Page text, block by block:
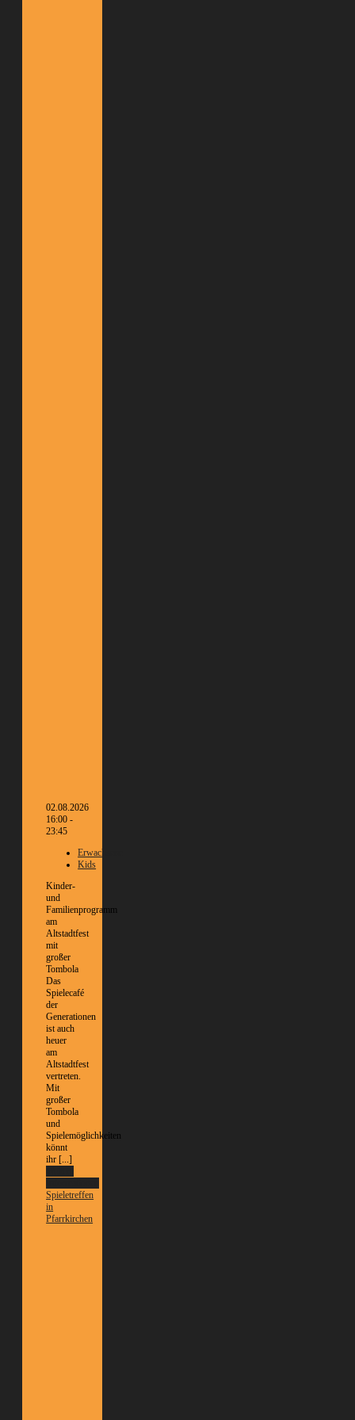
02.08.2026
16:00 -
23:45
Erwachsene
Kids
Kinder-
und
Familienprogramm
am
Altstadtfest
mit
großer
Tombola
Das
Spielecafé
der
Generationen
ist auch
heuer
am
Altstadtfest
vertreten.
Mit
großer
Tombola
und
Spielemöglichkeiten
könnt
ihr [...]
Spieletreffen
in
Pfarrkirchen